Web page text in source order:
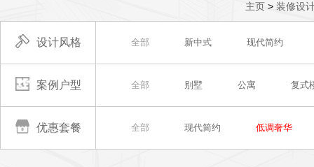
主页 > 装修设
设计风格 全部 新中式 现代简约
案例户型 全部 别墅 公寓 复式
优惠套餐 全部 现代简约 低调奢华